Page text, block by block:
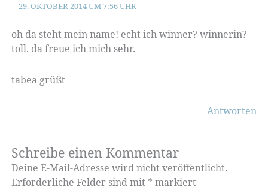
29. OKTOBER 2014 UM 7:56 UHR
oh da steht mein name! echt ich winner? winnerin?
toll. da freue ich mich sehr.
tabea grüßt
Antworten
Schreibe einen Kommentar
Deine E-Mail-Adresse wird nicht veröffentlicht.
Erforderliche Felder sind mit * markiert